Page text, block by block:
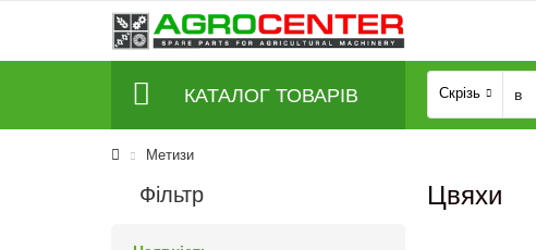
КАТАЛОГ ТОВАРІВ Скрізь
Метизи
Фільтр Цвяхи